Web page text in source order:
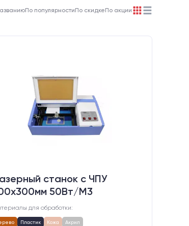
По популярностиПо скидкеПо акции
станок c ЧПУ
50Вт/М3
для обработки:
Пластик Кожа Акрил